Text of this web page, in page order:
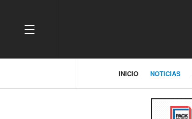
OFF CANVAS
INICIO NOTICIAS